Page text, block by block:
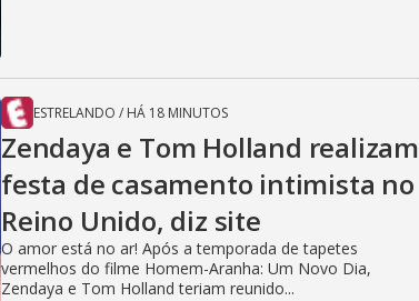
ESTRELANDO / HÁ 18 MINUTOS
Zendaya e Tom Holland realizam
festa de casamento intimista no
Reino Unido, diz site
O amor está no ar! Após a temporada de tapetes
vermelhos do filme Homem-Aranha: Um Novo Dia,
Zendaya e Tom Holland teriam reunido...